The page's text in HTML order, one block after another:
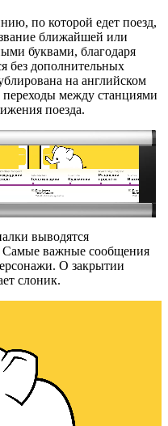
по которой едет поезд,
ближайшей или
буквами, благодаря
без дополнительных
на английском
между станциями
поезда.
выводятся
Самые важные сообщения
О закрытии
слоник.